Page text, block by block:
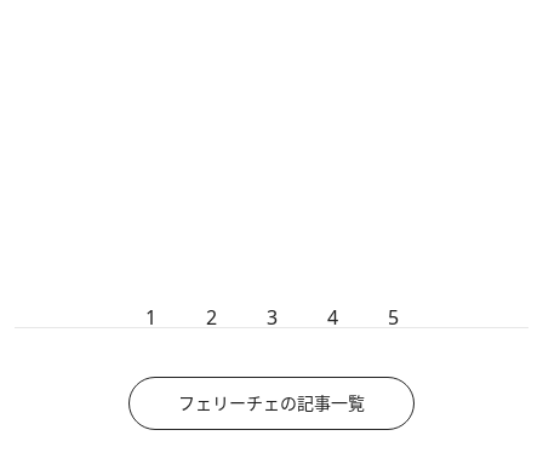
1 2 3 4 5
フェリーチェの記事一覧